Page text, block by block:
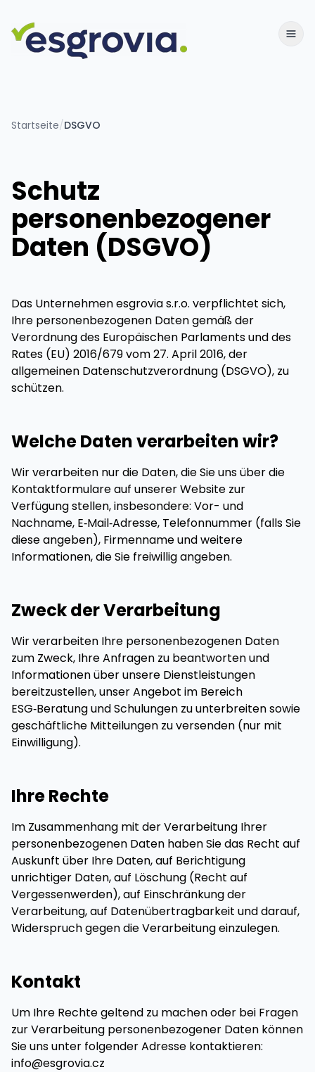
Startseite/DSGVO
Schutz
personenbezogener
Daten (DSGVO)
Das Unternehmen esgrovia s.r.o. verpflichtet sich,
Ihre personenbezogenen Daten gemäß der
Verordnung des Europäischen Parlaments und des
Rates (EU) 2016/679 vom 27. April 2016, der
allgemeinen Datenschutzverordnung (DSGVO), zu
schützen.
Welche Daten verarbeiten wir?
Wir verarbeiten nur die Daten, die Sie uns über die
Kontaktformulare auf unserer Website zur
Verfügung stellen, insbesondere: Vor- und
Nachname, E‑Mail‑Adresse, Telefonnummer (falls Sie
diese angeben), Firmenname und weitere
Informationen, die Sie freiwillig angeben.
Zweck der Verarbeitung
Wir verarbeiten Ihre personenbezogenen Daten
zum Zweck, Ihre Anfragen zu beantworten und
Informationen über unsere Dienstleistungen
bereitzustellen, unser Angebot im Bereich
ESG‑Beratung und Schulungen zu unterbreiten sowie
geschäftliche Mitteilungen zu versenden (nur mit
Einwilligung).
Ihre Rechte
Im Zusammenhang mit der Verarbeitung Ihrer
personenbezogenen Daten haben Sie das Recht auf
Auskunft über Ihre Daten, auf Berichtigung
unrichtiger Daten, auf Löschung (Recht auf
Vergessenwerden), auf Einschränkung der
Verarbeitung, auf Datenübertragbarkeit und darauf,
Widerspruch gegen die Verarbeitung einzulegen.
Kontakt
Um Ihre Rechte geltend zu machen oder bei Fragen
zur Verarbeitung personenbezogener Daten können
Sie uns unter folgender Adresse kontaktieren:
info@esgrovia.cz